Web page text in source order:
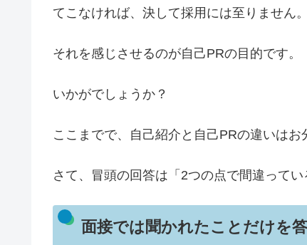
てこなければ、決して採用には至りません。
それを感じさせるのが自己PRの目的です。
いかがでしょうか？
ここまでで、自己紹介と自己PRの違いはお
さて、冒頭の回答は「2つの点で間違って
面接では聞かれたことだけを